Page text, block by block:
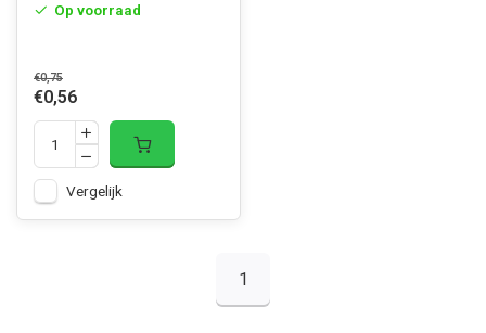
Op voorraad
€0,75
€0,56
Vergelijk
1